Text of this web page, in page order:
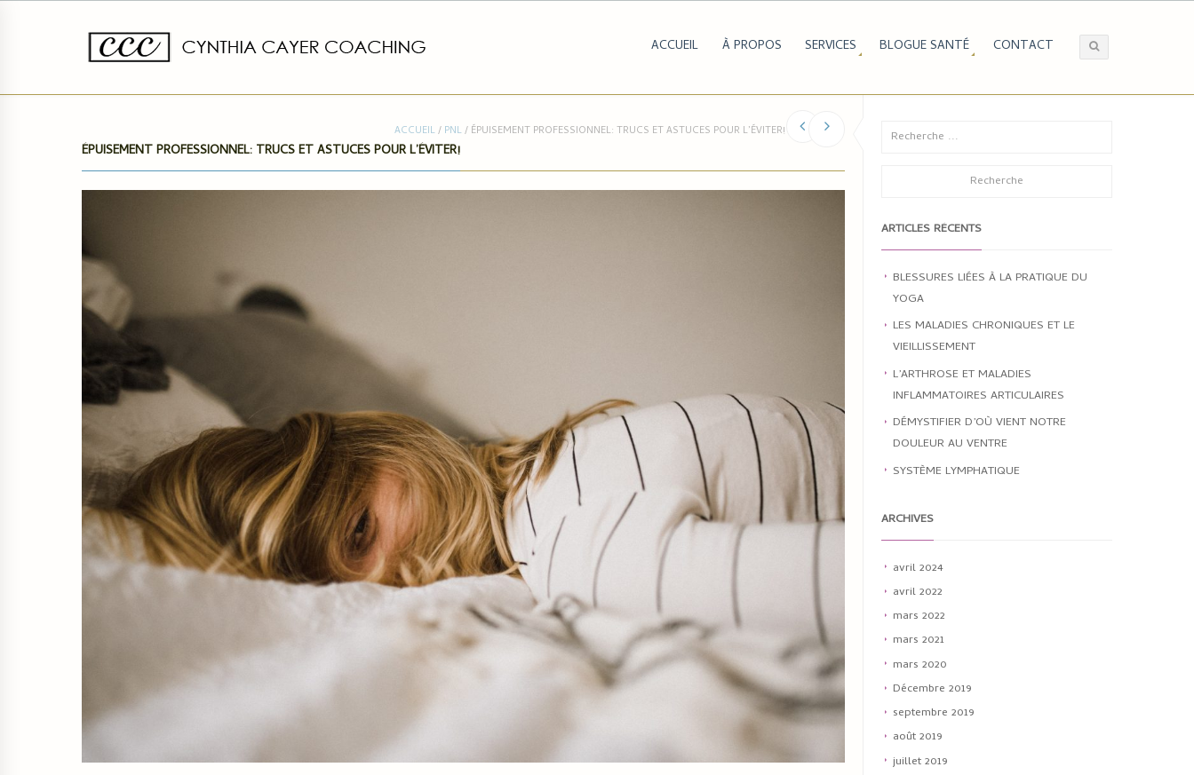
ACCUEIL À PROPOS SERVICES BLOGUE SANTÉ CONTACT
ARTICLES RÉCENTS
BLESSURES LIÉES À LA PRATIQUE DU
YOGA
LES MALADIES CHRONIQUES ET LE
VIEILLISSEMENT
L’ARTHROSE ET MALADIES
INFLAMMATOIRES ARTICULAIRES
DÉMYSTIFIER D’OÙ VIENT NOTRE
DOULEUR AU VENTRE
SYSTÈME LYMPHATIQUE
ARCHIVES
avril 2024
avril 2022
mars 2022
mars 2021
mars 2020
Décembre 2019
septembre 2019
août 2019
juillet 2019
ACCUEIL/ PNL/ ÉPUISEMENT PROFESSIONNEL: TRUCS ET ASTUCES POUR L’ÉVITER!
ÉPUISEMENT PROFESSIONNEL: TRUCS ET ASTUCES POUR L’ÉVITER!